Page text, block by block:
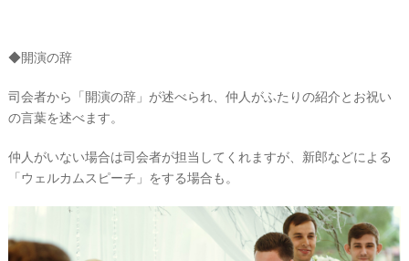
◆開演の辞
司会者から「開演の辞」が述べられ、仲人がふたりの紹介とお祝い
の言葉を述べます。
仲人がいない場合は司会者が担当してくれますが、新郎などによる
「ウェルカムスピーチ」をする場合も。